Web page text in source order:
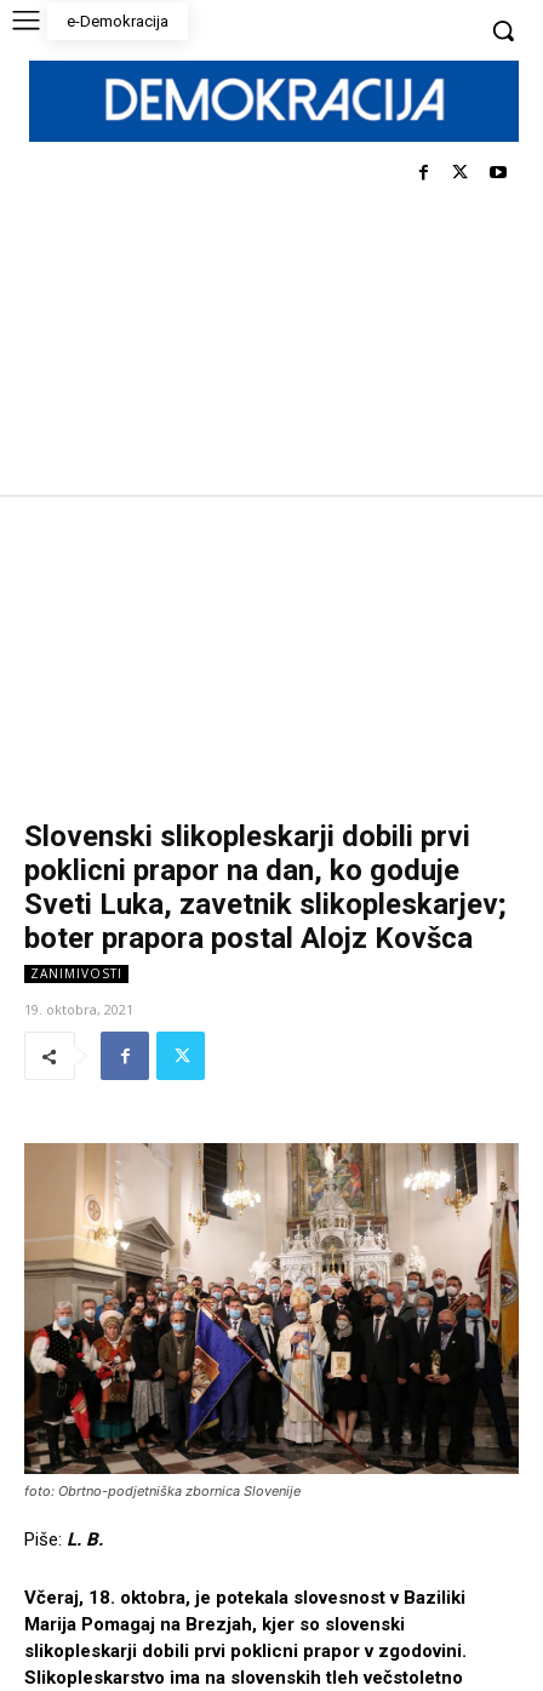
e-Demokracija
Slovenski slikopleskarji dobili prvi
poklicni prapor na dan, ko goduje
Sveti Luka, zavetnik slikopleskarjev;
boter prapora postal Alojz Kovšca
ZANIMIVOSTI
19. oktobra, 2021
foto: Obrtno-podjetniška zbornica Slovenije
Piše: L. B.
Včeraj, 18. oktobra, je potekala slovesnost v Baziliki
Marija Pomagaj na Brezjah, kjer so slovenski
slikopleskarji dobili prvi poklicni prapor v zgodovini.
Slikopleskarstvo ima na slovenskih tleh večstoletno